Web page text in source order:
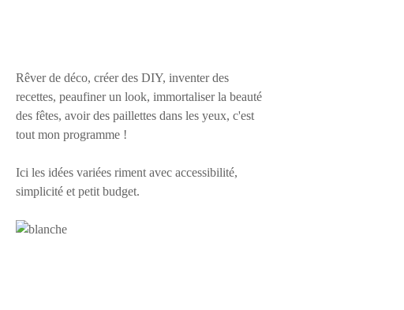
Rêver de déco, créer des DIY, inventer des
recettes, peaufiner un look, immortaliser la beauté
des fêtes, avoir des paillettes dans les yeux, c'est
tout mon programme !
Ici les idées variées riment avec accessibilité,
simplicité et petit budget.